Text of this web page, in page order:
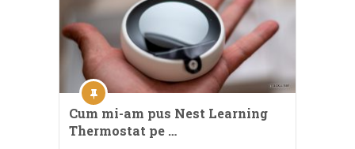
Cum mi-am pus Nest Learning
Thermostat pe …